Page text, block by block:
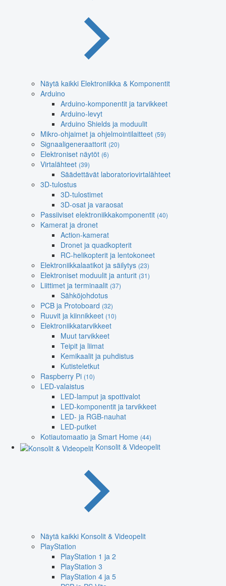
Näytä kaikki Elektroniikka & Komponentit
Arduino
Arduino-komponentit ja tarvikkeet
Arduino-levyt
Arduino Shields ja moduulit
Mikro-ohjaimet ja ohjelmointilaitteet (59)
Signaaligeneraattorit (20)
Elektroniset näytöt (6)
Virtalähteet (39)
Säädettävät laboratoriovirtalähteet
3D-tulostus
3D-tulostimet
3D-osat ja varaosat
Passiiviset elektroniikkakomponentit (40)
Kamerat ja dronet
Action-kamerat
Dronet ja quadkopterit
RC-helikopterit ja lentokoneet
Elektroniikkalaatikot ja säilytys (23)
Elektroniset moduulit ja anturit (31)
Liittimet ja terminaalit (37)
Sähköjohdotus
PCB ja Protoboard (32)
Ruuvit ja kiinnikkeet (10)
Elektroniikkatarvikkeet
Muut tarvikkeet
Teipit ja liimat
Kemikaalit ja puhdistus
Kutisteletkut
Raspberry Pi (10)
LED-valaistus
LED-lamput ja spottivalot
LED-komponentit ja tarvikkeet
LED- ja RGB-nauhat
LED-putket
Kotiautomaatio ja Smart Home (44)
Konsolit & Videopelit
Näytä kaikki Konsolit & Videopelit
PlayStation
PlayStation 1 ja 2
PlayStation 3
PlayStation 4 ja 5